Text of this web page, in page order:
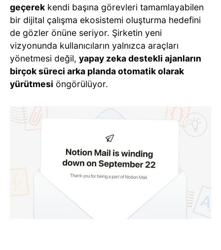
geçerek kendi başına görevleri tamamlayabilen
bir dijital çalışma ekosistemi oluşturma hedefini
de gözler önüne seriyor. Şirketin yeni
vizyonunda kullanıcıların yalnızca araçları
yönetmesi değil, yapay zeka destekli ajanların
birçok süreci arka planda otomatik olarak
yürütmesi öngörülüyor.